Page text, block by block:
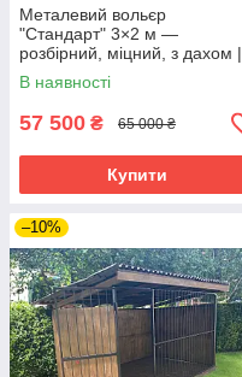
Металевий вольєр
"Стандарт" 3×2 м —
розбірний, міцний, з дахом |
Вольєри від виробника
В наявності
57 500 ₴ 65 000 ₴
Купити
–10%